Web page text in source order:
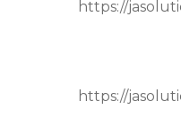
https://
https://